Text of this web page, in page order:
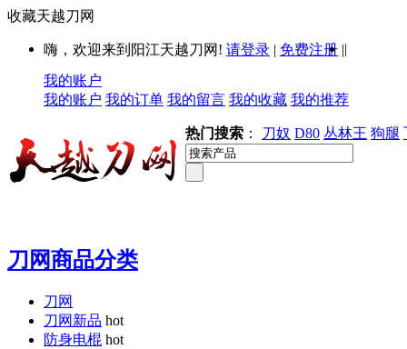
收藏天越刀网
嗨，欢迎来到阳江天越刀网! 请登录 | 免费注册 ||
我的账户
我的账户 我的订单 我的留言 我的收藏 我的推荐
热门搜索 ： 刀奴 D80 丛林王 狗腿
刀网商品分类
刀网
刀网新品 hot
防身电棍 hot